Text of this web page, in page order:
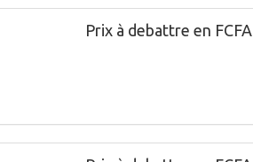
Prix à debattre en FCFA